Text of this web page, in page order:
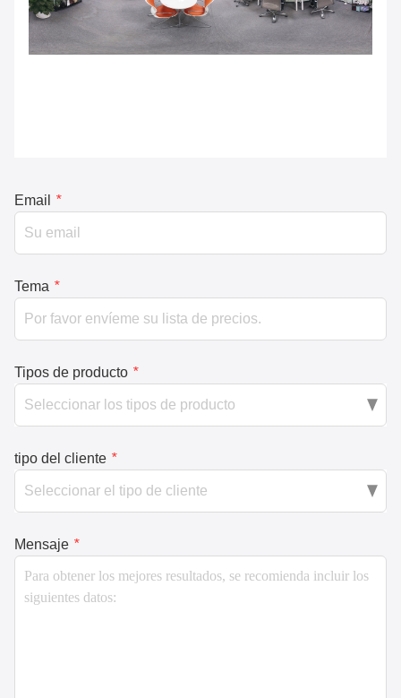
Email *
Tema *
Tipos de producto *
tipo del cliente *
Mensaje *